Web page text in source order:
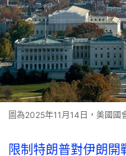
圖為2025年11月14日，美國國
限制特朗普對伊朗